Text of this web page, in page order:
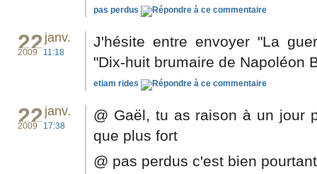
pas perdus
22 janv.
2009 11:18
J'hésite entre envoyer "La
"Dix-huit brumaire de Napoléon
etiam rides
22 janv.
2009 17:38
@ Gaël, tu as raison à un jour
que plus fort
@ pas perdus c'est bien